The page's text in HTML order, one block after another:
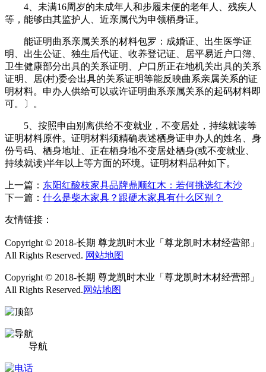
4、未满16周岁的未成年人和步履未便的老年人、残疾人
等，能够由其监护人、近亲属代为申领栖身证。
能证明曲系亲属关系的材料包罗：成婚证、出生医学证
明、出生公证、独生后代证、收养登记证、居平易近户口簿、
卫生健康部分出具的关系证明、户口所正在地机关出具的关系
证明、居(村)委会出具的关系证明等能反映曲系亲属关系的证
明材料。申办人供给可以或许证明曲系亲属关系的起码材料即
可。〕。
5、按照申由别离供给不变就业，不变居处，持续就读等
证明材料原件。证明材料须精确表述栖身证申办人的姓名、身
份号码、栖身地址、正在栖身地不变居处栖身(或不变就业、
持续就读)半年以上等方面的环境。证明材料品种如下。
上一篇： 东阳红酸枝家具品牌鼎顺红木：若何挑选红木沙
下一篇： 什么是柴木家具？跟硬木家具有什么区别？
友情链接：
Copyright © 2018-长期 尊龙凯时木业「尊龙凯时木材经营部」
All Rights Reserved. 网站地图
Copyright © 2018-长期 尊龙凯时木业「尊龙凯时木材经营部」
All Rights Reserved.网站地图
导航